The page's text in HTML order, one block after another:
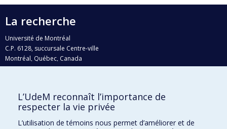
La recherche
Université de Montréal
C.P. 6128, succursale Centre-ville
Montréal, Québec, Canada
H3C 3J7
Qui fait quoi?
Nous trouver
L’UdeM reconnaît l’importance de
respecter la vie privée
L’utilisation de témoins nous permet d’améliorer et de